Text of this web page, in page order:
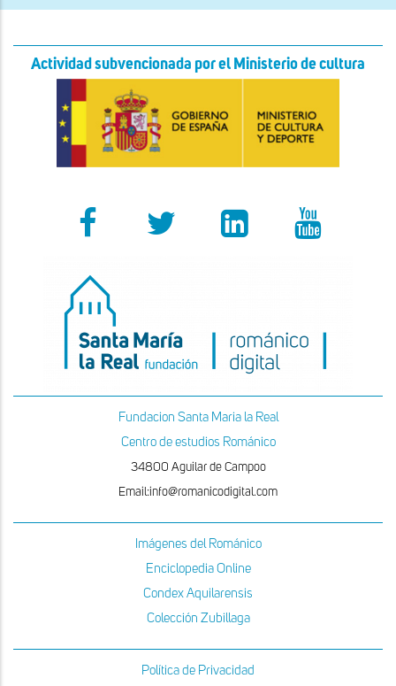
Actividad subvencionada por el Ministerio de cultura
Fundacion Santa Maria la Real
Centro de estudios Románico
34800 Aguilar de Campoo
Email:info@romanicodigital.com
Imágenes del Románico
Enciclopedia Online
Condex Aquilarensis
Colección Zubillaga
Política de Privacidad